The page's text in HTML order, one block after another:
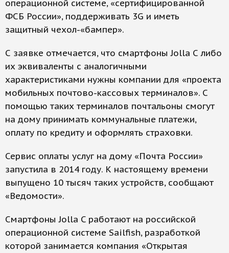
операционной системе, «сертифицированной
ФСБ России», поддерживать 3G и иметь
защитный чехол-«бампер».
С заявке отмечается, что смартфоны Jolla С либо
их эквиваленты с аналогичными
характеристиками нужны компании для «проекта
мобильных почтово-кассовых терминалов». С
помощью таких терминалов почтальоны смогут
на дому принимать коммунальные платежи,
оплату по кредиту и оформлять страховки.
Сервис оплаты услуг на дому «Почта России»
запустила в 2014 году. К настоящему времени
выпущено 10 тысяч таких устройств, сообщают
«Ведомости».
Смартфоны Jolla C работают на российской
операционной системе Sailfish, разработкой
которой занимается компания «Открытая